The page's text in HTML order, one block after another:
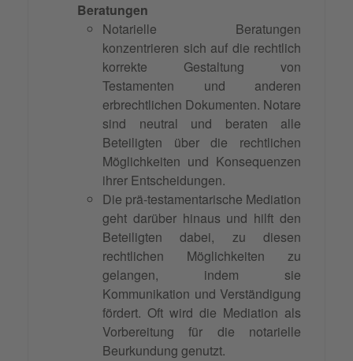
Beratungen
Notarielle Beratungen
konzentrieren sich auf die rechtlich
korrekte Gestaltung von
Testamenten und anderen
erbrechtlichen Dokumenten. Notare
sind neutral und beraten alle
Beteiligten über die rechtlichen
Möglichkeiten und Konsequenzen
ihrer Entscheidungen.
Die prä-testamentarische Mediation
geht darüber hinaus und hilft den
Beteiligten dabei, zu diesen
rechtlichen Möglichkeiten zu
gelangen, indem sie
Kommunikation und Verständigung
fördert. Oft wird die Mediation als
Vorbereitung für die notarielle
Beurkundung genutzt.